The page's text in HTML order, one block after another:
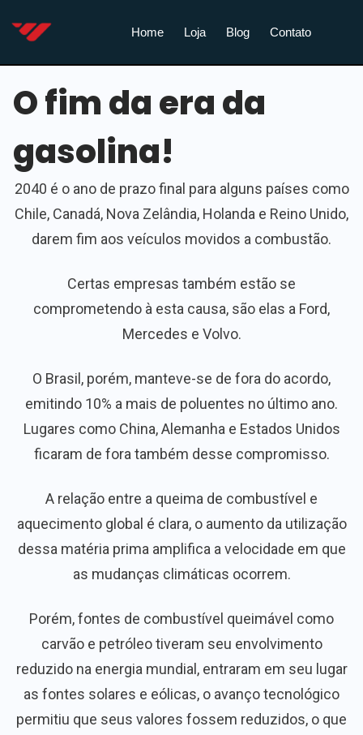
Home Loja Blog Contato
O fim da era da
gasolina!
2040 é o ano de prazo final para alguns países como
Chile, Canadá, Nova Zelândia, Holanda e Reino Unido,
darem fim aos veículos movidos a combustão.
Certas empresas também estão se
comprometendo à esta causa, são elas a Ford,
Mercedes e Volvo.
O Brasil, porém, manteve-se de fora do acordo,
emitindo 10% a mais de poluentes no último ano.
Lugares como China, Alemanha e Estados Unidos
ficaram de fora também desse compromisso.
A relação entre a queima de combustível e
aquecimento global é clara, o aumento da utilização
dessa matéria prima amplifica a velocidade em que
as mudanças climáticas ocorrem.
Porém, fontes de combustível queimável como
carvão e petróleo tiveram seu envolvimento
reduzido na energia mundial, entraram em seu lugar
as fontes solares e eólicas, o avanço tecnológico
permitiu que seus valores fossem reduzidos, o que